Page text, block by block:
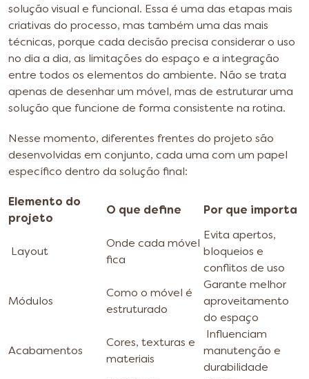
solução visual e funcional. Essa é uma das etapas mais
criativas do processo, mas também uma das mais
técnicas, porque cada decisão precisa considerar o uso
no dia a dia, as limitações do espaço e a integração
entre todos os elementos do ambiente. Não se trata
apenas de desenhar um móvel, mas de estruturar uma
solução que funcione de forma consistente na rotina.
Nesse momento, diferentes frentes do projeto são
desenvolvidas em conjunto, cada uma com um papel
específico dentro da solução final:
Elemento do
projeto
O que define Por que importa
Layout
Onde cada móvel
fica
Evita apertos,
bloqueios e
conflitos de uso
Módulos
Como o móvel é
estruturado
Garante melhor
aproveitamento
do espaço
Acabamentos
Cores, texturas e
materiais
Influenciam
manutenção e
durabilidade